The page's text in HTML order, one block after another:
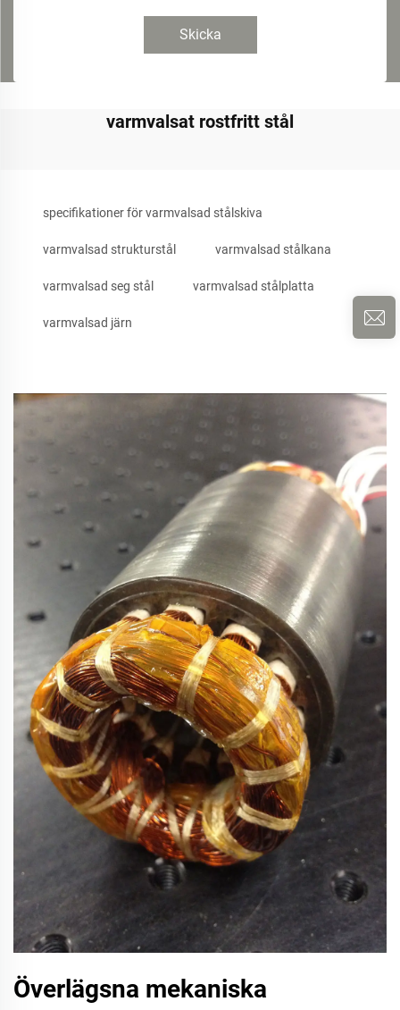
Skicka
varmvalsat rostfritt stål
specifikationer för varmvalsad stålskiva
varmvalsad strukturstål varmvalsad stålkana
varmvalsad seg stål varmvalsad stålplatta
varmvalsad järn
Överlägsna mekaniska